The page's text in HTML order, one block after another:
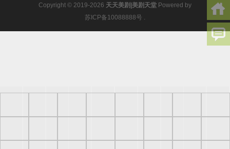
Copyright © 2019-2026 天天美剧|美剧天堂 Powered by
苏ICP备10088888号 .